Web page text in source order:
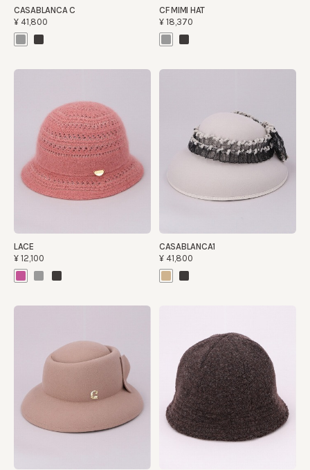
CASABLANCA C
¥41,800
CF MIMI HAT
¥18,370
LACE
¥12,100
CASABLANCA1
¥41,800